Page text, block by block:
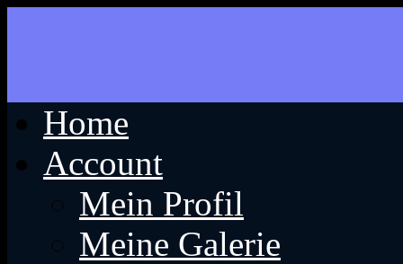
Home
Account
Mein Profil
Meine Galerie